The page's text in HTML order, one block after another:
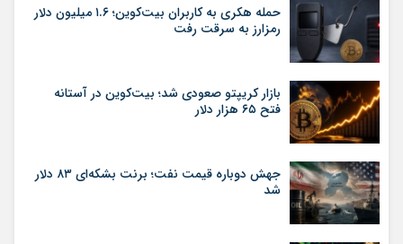
حمله هکری به کاربران بیت‌کوین؛ ۱.۶ میلیون دلار
رمزارز به سرقت رفت
بازار کریپتو صعودی شد؛ بیت‌کوین در آستانه
فتح ۶۵ هزار دلار
جهش دوباره قیمت نفت؛ برنت بشکه‌ای ۸۳ دلار
شد